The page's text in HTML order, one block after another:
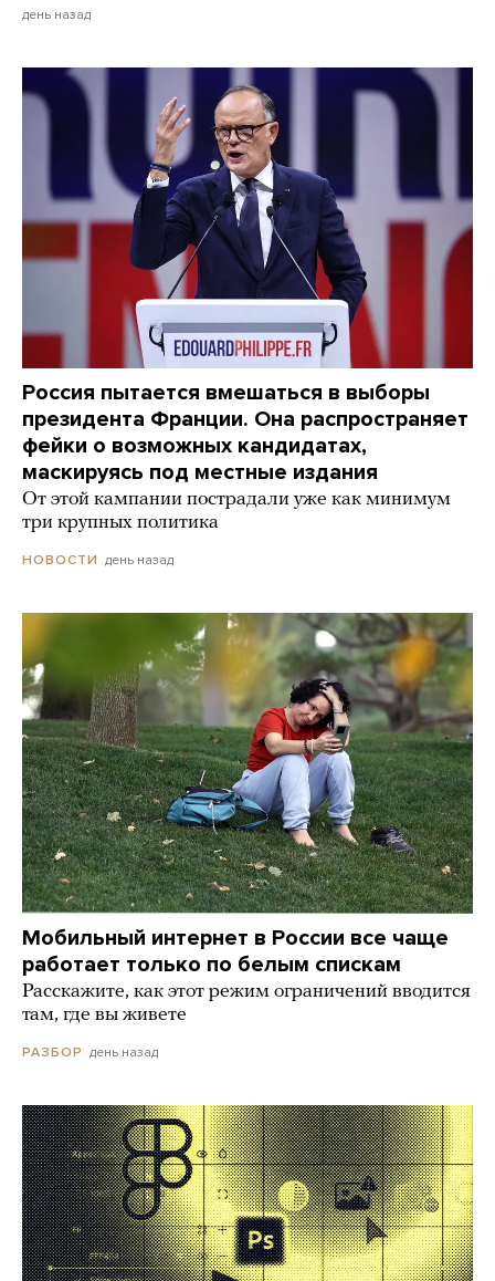
день назад
Россия пытается вмешаться в выборы
президента Франции. Она распространяет
фейки о возможных кандидатах,
маскируясь под местные издания
От этой кампании пострадали уже как минимум
три крупных политика
НОВОСТИ день назад
Мобильный интернет в России все чаще
работает только по белым спискам
Расскажите, как этот режим ограничений вводится
там, где вы живете
РАЗБОР день назад